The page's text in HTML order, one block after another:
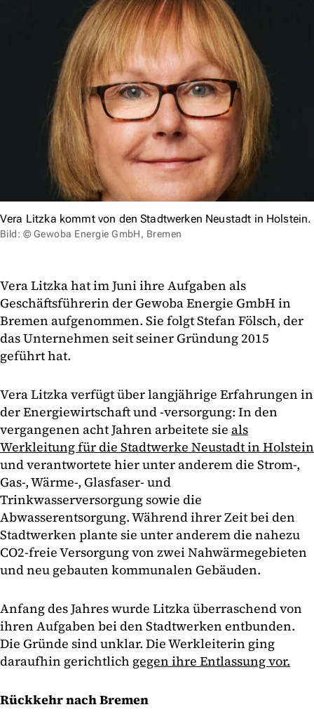
Vera Litzka kommt von den Stadtwerken Neustadt in Holstein.
Bild: © Gewoba Energie GmbH, Bremen
Vera Litzka hat im Juni ihre Aufgaben als
Geschäftsführerin der Gewoba Energie GmbH in
Bremen aufgenommen. Sie folgt Stefan Fölsch, der
das Unternehmen seit seiner Gründung 2015
geführt hat.
Vera Litzka verfügt über langjährige Erfahrungen in
der Energiewirtschaft und -versorgung: In den
vergangenen acht Jahren arbeitete sie als
Werkleitung für die Stadtwerke Neustadt in Holstein
und verantwortete hier unter anderem die Strom-,
Gas-, Wärme-, Glasfaser- und
Trinkwasserversorgung sowie die
Abwasserentsorgung. Während ihrer Zeit bei den
Stadtwerken plante sie unter anderem die nahezu
CO2-freie Versorgung von zwei Nahwärmegebieten
und neu gebauten kommunalen Gebäuden.
Anfang des Jahres wurde Litzka überraschend von
ihren Aufgaben bei den Stadtwerken entbunden.
Die Gründe sind unklar. Die Werkleiterin ging
daraufhin gerichtlich gegen ihre Entlassung vor.
Rückkehr nach Bremen